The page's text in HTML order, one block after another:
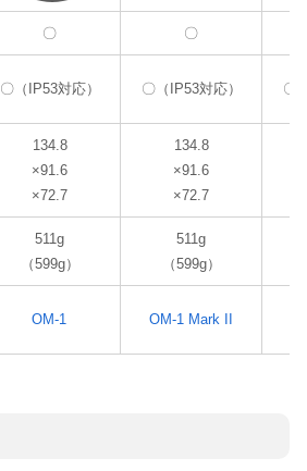
〇 〇
〇（IP53対応） 〇（IP53対応） 〇
134.8
×91.6
×72.7
134.8
×91.6
×72.7
511g
（599g）
511g
（599g）
OM-1 OM-1 Mark II